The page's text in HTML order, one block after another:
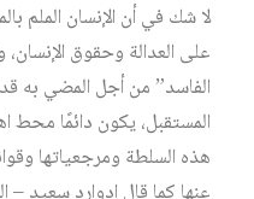
لا شك في أن الإنسان الملم
على العدالة وحقوق الإنسان،
الفاسد” من أجل المضي به
المستقبل، يكون دائمًا محط
هذه السلطة ومرجعياتها